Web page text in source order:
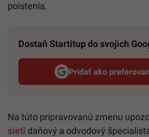
poistenia.
Dostaň Startitup do svojich
Pridať ako
Na túto pripravovanú zmenu
sieti daňový a odvodový